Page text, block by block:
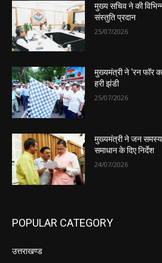
मुख्य सचिव ने की
संस्तुति प्रदान
25/07/2026
मुख्यमंत्री ने ‘रन फॉर
हरी झंडी
25/07/2026
मुख्यमंत्री ने जन
समाधान के दिए निर्देश
24/07/2026
POPULAR CATEGORY
उत्तराखण्ड